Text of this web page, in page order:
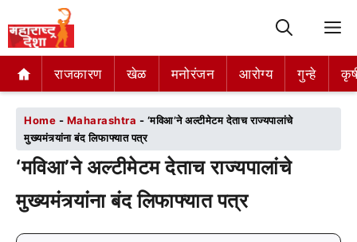
राजकारण खेळ मनोरंजन आरोग्य गुन्हे
राजकारण खेळ मनोरंजन आरोग्य गुन्हे
Home - Maharashtra - ‘मविआ’ने अल्टीमेटम देताच राज्यपालांचे
मुख्यमंत्र्यांना बंद लिफाफ्यात पत्र
‘मविआ’ने अल्टीमेटम देताच राज्यपालांचे
मुख्यमंत्र्यांना बंद लिफाफ्यात पत्र